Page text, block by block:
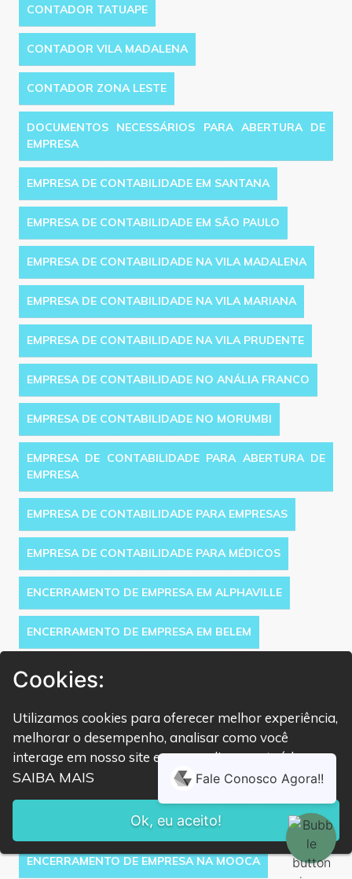
CONTADOR TATUAPE
CONTADOR VILA MADALENA
CONTADOR ZONA LESTE
DOCUMENTOS NECESSÁRIOS PARA ABERTURA DE
EMPRESA
EMPRESA DE CONTABILIDADE EM SANTANA
EMPRESA DE CONTABILIDADE EM SÃO PAULO
EMPRESA DE CONTABILIDADE NA VILA MADALENA
EMPRESA DE CONTABILIDADE NA VILA MARIANA
EMPRESA DE CONTABILIDADE NA VILA PRUDENTE
EMPRESA DE CONTABILIDADE NO ANÁLIA FRANCO
EMPRESA DE CONTABILIDADE NO MORUMBI
EMPRESA DE CONTABILIDADE PARA ABERTURA DE
EMPRESA
EMPRESA DE CONTABILIDADE PARA EMPRESAS
EMPRESA DE CONTABILIDADE PARA MÉDICOS
ENCERRAMENTO DE EMPRESA EM ALPHAVILLE
ENCERRAMENTO DE EMPRESA EM BELEM
ENCERRAMENTO DE EMPRESA EM ERMELINO
MATARAZZO
ENCERRAMENTO DE EMPRESA EM ITAQUERA
ENCERRAMENTO DE EMPRESA EM JOSÉ BONIFÁCIO
ENCERRAMENTO DE EMPRESA NA CIDADE
ENCERRAMENTO DE EMPRESA NA MOOCA
Cookies:
Utilizamos cookies para oferecer melhor experiência,
melhorar o desempenho, analisar como você
interage em nosso site e personalizar conteúdo.
SAIBA MAIS
Ok, eu aceito!